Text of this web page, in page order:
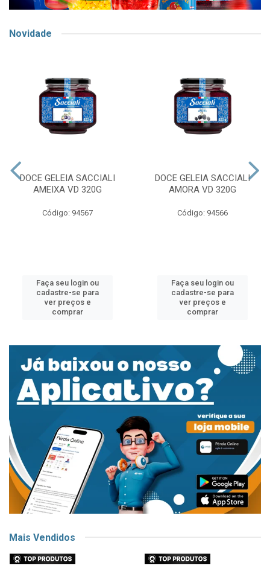
Novidade
DOCE GELEIA SACCIALI
AMEIXA VD 320G
Código: 94567
Faça seu login ou
cadastre-se para
ver preços e
comprar
DOCE GELEIA SACCIALI
AMORA VD 320G
Código: 94566
Faça seu login ou
cadastre-se para
ver preços e
comprar
Mais Vendidos